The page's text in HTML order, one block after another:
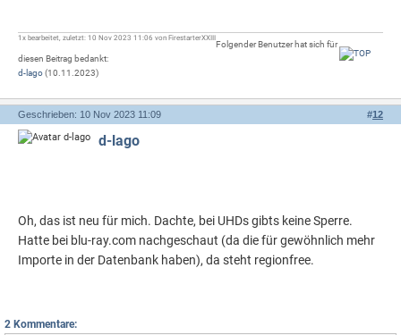
1x bearbeitet, zuletzt: 10 Nov 2023 11:06 von FirestarterXXIII
Folgender Benutzer hat sich für
diesen Beitrag bedankt:
d-lago(10.11.2023)
#12
Geschrieben: 10 Nov 2023 11:09
d-lago
Oh, das ist neu für mich. Dachte, bei UHDs gibts keine Sperre.
Hatte bei blu-ray.com nachgeschaut (da die für gewöhnlich mehr
Importe in der Datenbank haben), da steht regionfree.
2 Kommentare: